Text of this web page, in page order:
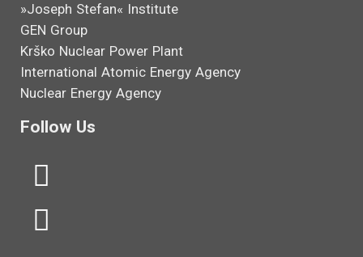
»Joseph Stefan« Institute
GEN Group
Krško Nuclear Power Plant
International Atomic Energy Agency
Nuclear Energy Agency
Follow Us
L
n
Y
u